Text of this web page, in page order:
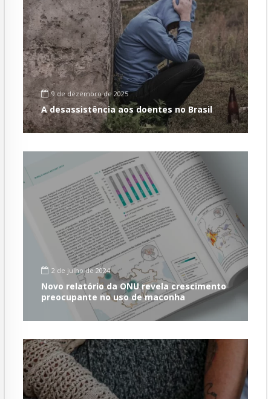
9 de dezembro de 2025
A desassistência aos doentes no Brasil
2 de julho de 2024
Novo relatório da ONU revela crescimento
preocupante no uso de maconha